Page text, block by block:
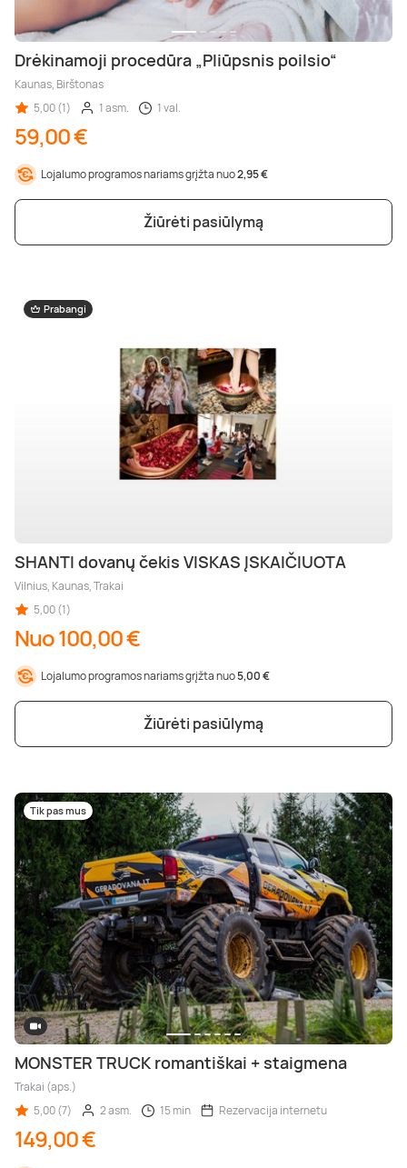
Drėkinamoji procedūra „Pliūpsnis poilsio“
Kaunas, Birštonas
5,00 (1)
1 asm. 1 val.
59,00 €
Lojalumo programos nariams grįžta nuo2,95 €
Žiūrėti pasiūlymą
Prabangi
SHANTI dovanų čekis VISKAS ĮSKAIČIUOTA
Vilnius, Kaunas, Trakai
5,00 (1)
Nuo 100,00 €
Lojalumo programos nariams grįžta nuo5,00 €
Žiūrėti pasiūlymą
Tik pas mus
MONSTER TRUCK romantiškai + staigmena
Trakai (aps.)
5,00 (7)
2 asm. 15 min Rezervacija internetu
149,00 €